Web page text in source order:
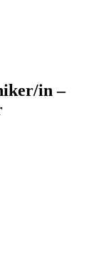
in –